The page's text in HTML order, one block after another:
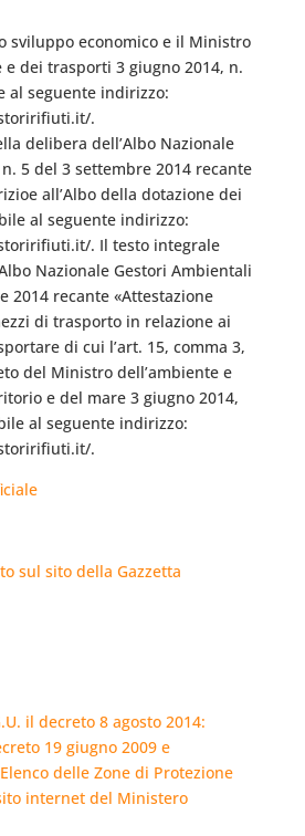
sviluppo economico e il Ministro
dei trasporti 3 giugno 2014, n.
al seguente indirizzo:
.
delibera dell’Albo Nazionale
5 del 3 settembre 2014 recante
all’Albo della dotazione dei
al seguente indirizzo:
. Il testo integrale
Nazionale Gestori Ambientali
2014 recante «Attestazione
di trasporto in relazione ai
di cui l’art. 15, comma 3,
del Ministro dell’ambiente e
e del mare 3 giugno 2014,
al seguente indirizzo:
.
sul sito della Gazzetta
il decreto 8 agosto 2014:
19 giugno 2009 e
delle Zone di Protezione
internet del Ministero